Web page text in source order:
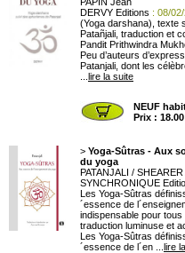
DERVY Editions : 08/
(Yoga darshana), texte
Patañjali, traduction et
Pandit Prithwindra
Peu d’auteurs
Patanjali, dont les
lire la suite
NEUF
Prix :
> Yoga-Sûtras - Aux
du yoga
PATANJALI /
SYNCHRONIQUE
Les Yoga-Sûtras
´essence de
indispensable pour
traduction luminuse et
Les Yoga-Sûtras
´essence de l´en ... lire